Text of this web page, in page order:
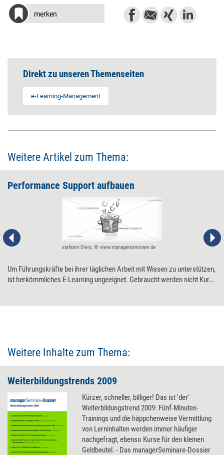
merken
Direkt zu unseren Themenseiten
e-Learning-Management
Weitere Artikel zum Thema:
Performance Support aufbauen
stefanie Diers; © www.managerseminare.de
Um Führungskräfte bei ihrer täglichen Arbeit mit Wissen zu unterstützen,
ist herkömmliches E-Learning ungeeignet. Gebraucht werden nicht Kurse
Weitere Inhalte zum Thema:
Weiterbildungstrends 2009
Kürzer, schneller, billiger! Das ist 'der'
Weiterbildungstrend 2009: Fünf-Minuten-
Trainings und die häppchenweise Vermittlung
von Lerninhalten werden immer häufiger
nachgefragt, ebenso Kurse für den kleinen
Geldbeutel. - Das managerSeminare-Dossier